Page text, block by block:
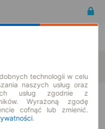
technologii w celu
naszych usług oraz
usług zgodnie z
Wyrażoną zgodę
cofnąć lub zmienić.
.